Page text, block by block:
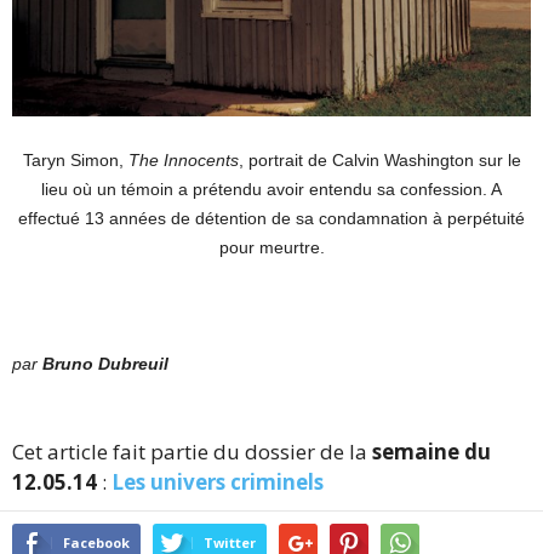
Taryn Simon, The Innocents, portrait de Calvin Washington sur le
lieu où un témoin a prétendu avoir entendu sa confession. A
effectué 13 années de détention de sa condamnation à perpétuité
pour meurtre.
par Bruno Dubreuil
Cet article fait partie du dossier de la semaine du
12.05.14 : Les univers criminels
Facebook Twitter